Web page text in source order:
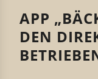
APP
DEN